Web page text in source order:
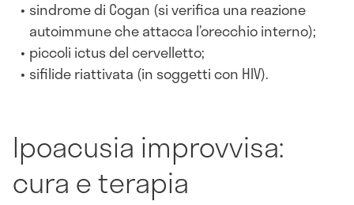
sindrome di Cogan (si verifica una reazione
autoimmune che attacca l’orecchio interno);
piccoli ictus del cervelletto;
sifilide riattivata (in soggetti con HIV).
Ipoacusia improvvisa:
cura e terapia